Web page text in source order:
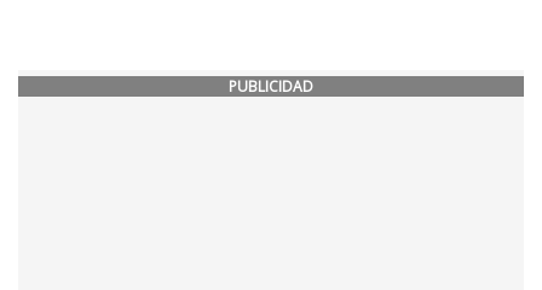
PUBLICIDAD